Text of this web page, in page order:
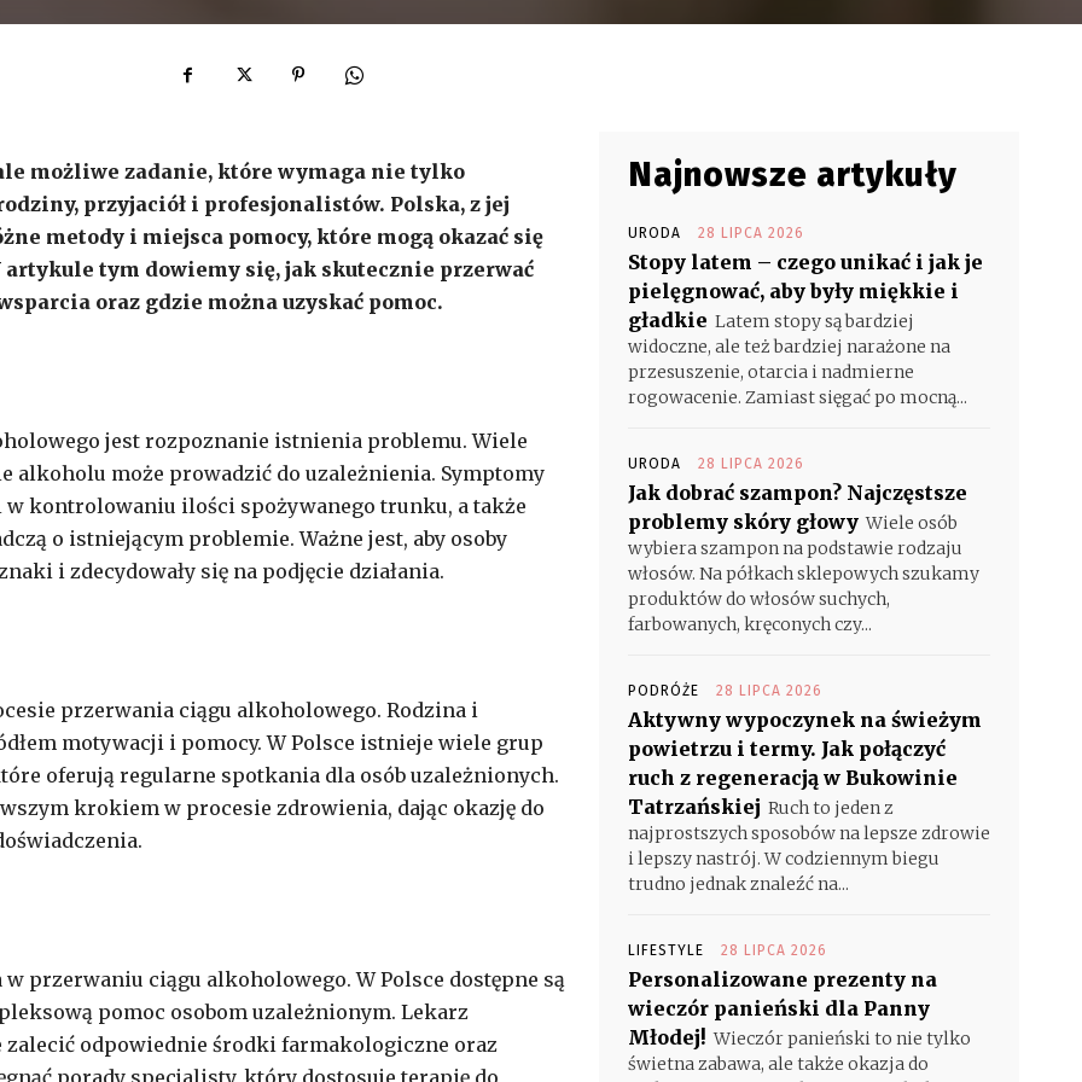
możliwe zadanie, które wymaga nie tylko
przyjaciół i profesjonalistów. Polska, z jej
metody i miejsca pomocy, które mogą okazać się
tym dowiemy się, jak skutecznie przerwać
oraz gdzie można uzyskać pomoc.
jest rozpoznanie istnienia problemu. Wiele
alkoholu może prowadzić do uzależnienia. Symptomy
kontrolowaniu ilości spożywanego trunku, a także
o istniejącym problemie. Ważne jest, aby osoby
i zdecydowały się na podjęcie działania.
przerwania ciągu alkoholowego. Rodzina i
motywacji i pomocy. W Polsce istnieje wiele grup
oferują regularne spotkania dla osób uzależnionych.
krokiem w procesie zdrowienia, dając okazję do
przerwaniu ciągu alkoholowego. W Polsce dostępne są
pomoc osobom uzależnionym. Lekarz
odpowiednie środki farmakologiczne oraz
porady specjalisty, który dostosuje terapię do
Najnowsze artykuły
URODA 28 LIPCA 2026
Stopy latem – czego unikać i jak je
pielęgnować, aby były miękkie i
gładkie Latem stopy są bardziej
widoczne, ale też bardziej narażone na
przesuszenie, otarcia i nadmierne
rogowacenie. Zamiast sięgać po mocną...
URODA 28 LIPCA 2026
Jak dobrać szampon? Najczęstsze
problemy skóry głowy Wiele osób
wybiera szampon na podstawie rodzaju
włosów. Na półkach sklepowych szukamy
produktów do włosów suchych,
farbowanych, kręconych czy...
PODRÓŻE 28 LIPCA 2026
Aktywny wypoczynek na świeżym
powietrzu i termy. Jak połączyć
ruch z regeneracją w Bukowinie
Tatrzańskiej Ruch to jeden z
najprostszych sposobów na lepsze zdrowie
i lepszy nastrój. W codziennym biegu
trudno jednak znaleźć na...
LIFESTYLE 28 LIPCA 2026
Personalizowane prezenty na
wieczór panieński dla Panny
Młodej! Wieczór panieński to nie tylko
świetna zabawa, ale także okazja do